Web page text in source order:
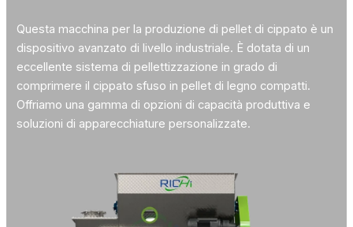
Questa macchina per la produzione di pellet di cippato è un
dispositivo avanzato di livello industriale. È dotata di un
eccellente sistema di pellettizzazione in grado di
comprimere il cippato sfuso in pellet di legno compatti.
Offriamo una gamma di opzioni di capacità produttiva e
soluzioni di apparecchiature personalizzate.